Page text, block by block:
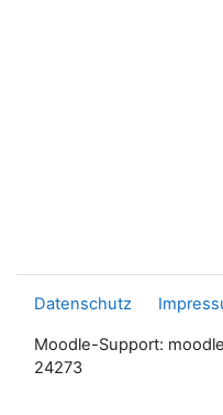
Datenschutz
Moodle-Support:
24273